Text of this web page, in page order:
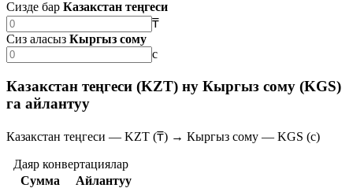
Сизде бар Казакстан теңгеси
₸
Сиз аласыз Кыргыз сому
с
Казакстан теңгеси (KZT) ну Кыргыз сому (KGS)
га айлантуу
Казакстан теңгеси — KZT (₸) → Кыргыз сому — KGS (с)
Даяр конвертациялар
Сумма
Айлантуу